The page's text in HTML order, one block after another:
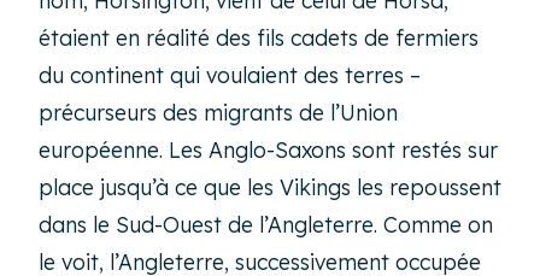
étaient en réalité des fils cadets de fermiers
du continent qui voulaient des terres –
précurseurs des migrants de l’Union
européenne. Les Anglo-Saxons sont restés sur
place jusqu’à ce que les Vikings les repoussent
dans le Sud-Ouest de l’Angleterre. Comme on
le voit, l’Angleterre, successivement occupée